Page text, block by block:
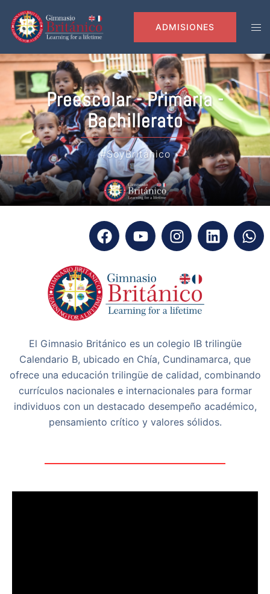
ADMISIONES
El Gimnasio Británico es un colegio IB trilingüe
Calendario B, ubicado en Chía, Cundinamarca, que
ofrece una educación trilingüe de calidad, combinando
currículos nacionales e internacionales para formar
individuos con un destacado desempeño académico,
pensamiento crítico y valores sólidos.